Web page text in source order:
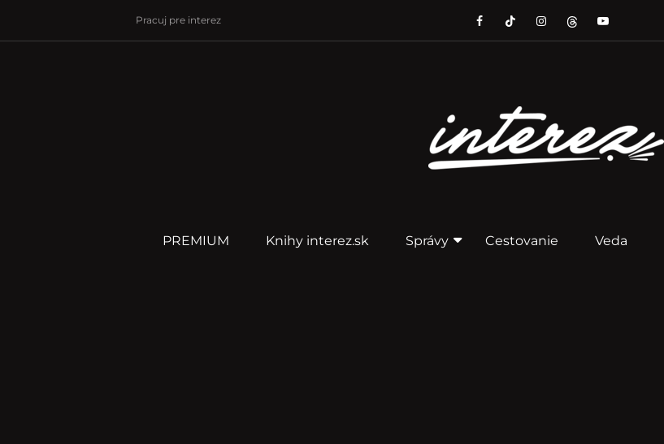
Pracuj pre interez
PREMIUM Knihy interez.sk Správy Cestovanie Veda